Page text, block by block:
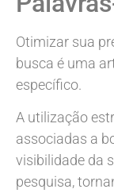
Otimizar sua
busca é uma
específico.
A utilização
associadas a
visibilidade da
pesquisa,